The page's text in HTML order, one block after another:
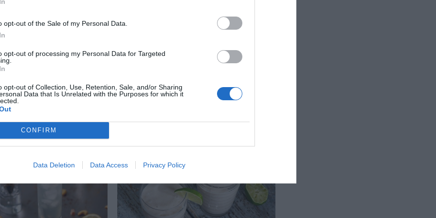
opt-out of the Sale of my Personal Data.
opt-out of processing my Personal Data for Targeted
opt-out of Collection, Use, Retention, Sale, and/or Sharing
Data that Is Unrelated with the Purposes for which it
CONFIRM
Data Deletion Data Access Privacy Policy
extra fint vårvetemjöl
Tipo 00 blandat med...
Kycklingklubbor med gurkmeja
smaksatt med gurkmeja, lök,
persilja och berberi. Här med...